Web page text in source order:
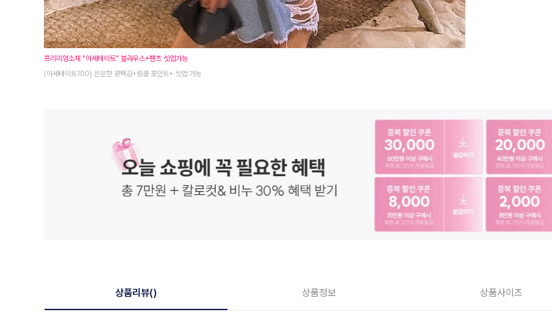
프리미엄소재 "아세테이트" 블라우스+팬츠 셋업가능
(아세테이트100) 은은한 광택감+링클 포인트+ 셋업 가능
상품리뷰() 상품정보 상품사이즈